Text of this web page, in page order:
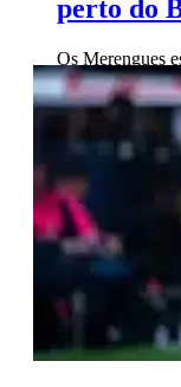
perto do
Os Merengues
para reforçar a
David Alaba.